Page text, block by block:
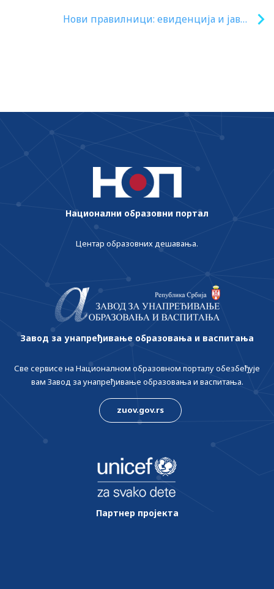
Нови правилници: евиденција и јавне
Национални образовни портал
Центар образовних дешавања.
Завод за унапређивање образовања и васпитања
Све сервисе на Националном образовном порталу обезбеђује
вам Завод за унапређивање образовања и васпитања.
zuov.gov.rs
Партнер пројекта